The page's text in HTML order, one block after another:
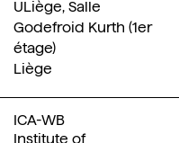
ULiège, Salle
Godefroid Kurth (1er
étage)
Liège
ICA-WB
Institute of